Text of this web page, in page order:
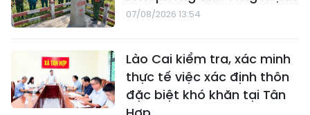
07/08/2026 13:54
Lào Cai kiểm tra, xác minh
thực tế việc xác định thôn
đặc biệt khó khăn tại Tân